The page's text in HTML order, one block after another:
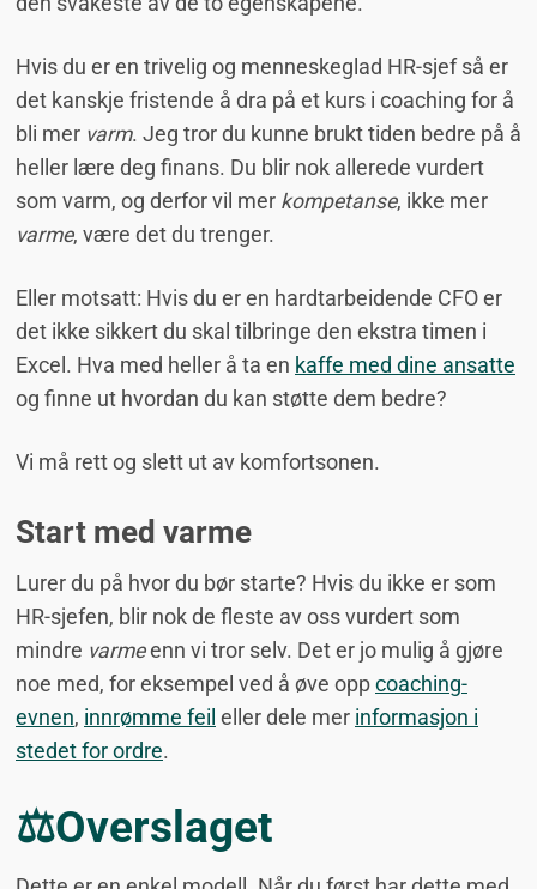
Hvis du er en trivelig og menneskeglad HR-sjef så er
det kanskje fristende å dra på et kurs i coaching for å
bli mer varm. Jeg tror du kunne brukt tiden bedre på å
heller lære deg finans. Du blir nok allerede vurdert
som varm, og derfor vil mer kompetanse, ikke mer
varme, være det du trenger.
Eller motsatt: Hvis du er en hardtarbeidende CFO er
det ikke sikkert du skal tilbringe den ekstra timen i
Excel. Hva med heller å ta en kaffe med dine ansatte
og finne ut hvordan du kan støtte dem bedre?
Vi må rett og slett ut av komfortsonen.
Start med varme
Lurer du på hvor du bør starte? Hvis du ikke er som
HR-sjefen, blir nok de fleste av oss vurdert som
mindre varmeenn vi tror selv. Det er jo mulig å gjøre
noe med, for eksempel ved å øve opp coaching-
evnen, innrømme feil eller dele mer informasjon i
stedet for ordre.
⚖️Overslaget